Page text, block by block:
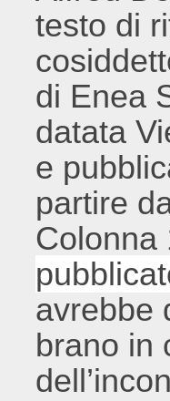
testo di
di Enea
datata
e
partire
avrebbe
brano in